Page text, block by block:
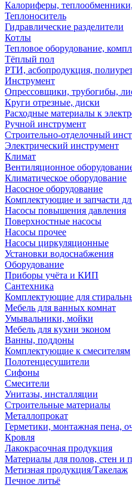
Калориферы,
Теплоноситель
Гидравлические разделители
Котлы
Тепловое оборудование,
Тёплый пол
РТИ, асбопродукция,
Инструмент
Опрессовщики, трубогибы,
Круги отрезные, диски
Расходные материалы к
Ручной инструмент
Строительно-отделочный
Электрический инструмент
Климат
Вентиляционное
Климатическое оборудование
Насосное оборудование
Комплектующие и запчасти
Насосы повышения давления
Поверхностные насосы
Насосы прочее
Насосы циркуляционные
Установки водоснабжения
Оборудование
Приборы учёта и КИП
Сантехника
Комплектующие для
Мебель для ванных комнат
Умывальники, мойки
Мебель для кухни эконом
Ванны, поддоны
Комплектующие к смесителям
Полотенцесушители
Сифоны
Смесители
Унитазы, инсталляции
Строительные материалы
Металлопрокат
Герметики, монтажная пена,
Кровля
Лакокрасочная продукция
Материалы для полов, стен и
Метизная продукция/Такелаж
Печное литьё